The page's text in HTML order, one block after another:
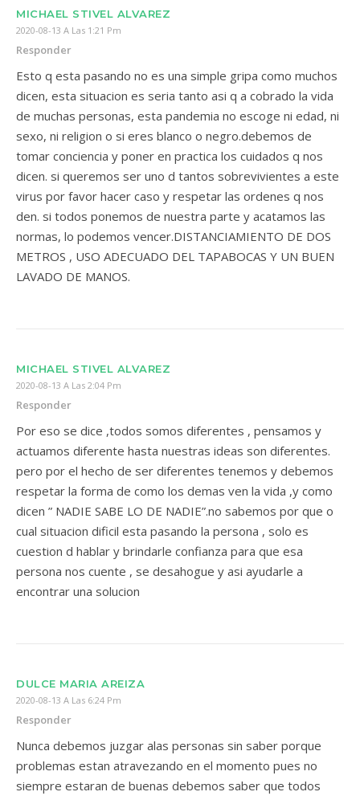
MICHAEL STIVEL ALVAREZ
2020-08-13 A Las 1:21 Pm
Responder
Esto q esta pasando no es una simple gripa como muchos
dicen, esta situacion es seria tanto asi q a cobrado la vida
de muchas personas, esta pandemia no escoge ni edad, ni
sexo, ni religion o si eres blanco o negro.debemos de
tomar conciencia y poner en practica los cuidados q nos
dicen. si queremos ser uno d tantos sobrevivientes a este
virus por favor hacer caso y respetar las ordenes q nos
den. si todos ponemos de nuestra parte y acatamos las
normas, lo podemos vencer.DISTANCIAMIENTO DE DOS
METROS , USO ADECUADO DEL TAPABOCAS Y UN BUEN
LAVADO DE MANOS.
MICHAEL STIVEL ALVAREZ
2020-08-13 A Las 2:04 Pm
Responder
Por eso se dice ,todos somos diferentes , pensamos y
actuamos diferente hasta nuestras ideas son diferentes.
pero por el hecho de ser diferentes tenemos y debemos
respetar la forma de como los demas ven la vida ,y como
dicen ” NADIE SABE LO DE NADIE”.no sabemos por que o
cual situacion dificil esta pasando la persona , solo es
cuestion d hablar y brindarle confianza para que esa
persona nos cuente , se desahogue y asi ayudarle a
encontrar una solucion
DULCE MARIA AREIZA
2020-08-13 A Las 6:24 Pm
Responder
Nunca debemos juzgar alas personas sin saber porque
problemas estan atravezando en el momento pues no
siempre estaran de buenas debemos saber que todos